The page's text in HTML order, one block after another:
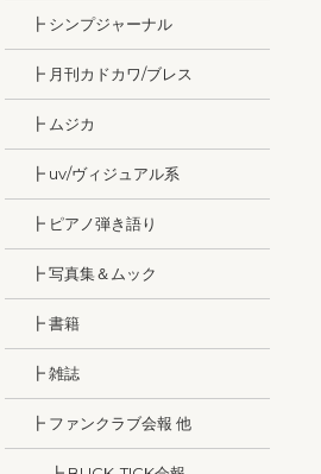
┣ シンプジャーナル
┣ 月刊カドカワ/ブレス
┣ ムジカ
┣ uv/ヴィジュアル系
┣ ピアノ弾き語り
┣ 写真集＆ムック
┣ 書籍
┣ 雑誌
┣ ファンクラブ会報 他